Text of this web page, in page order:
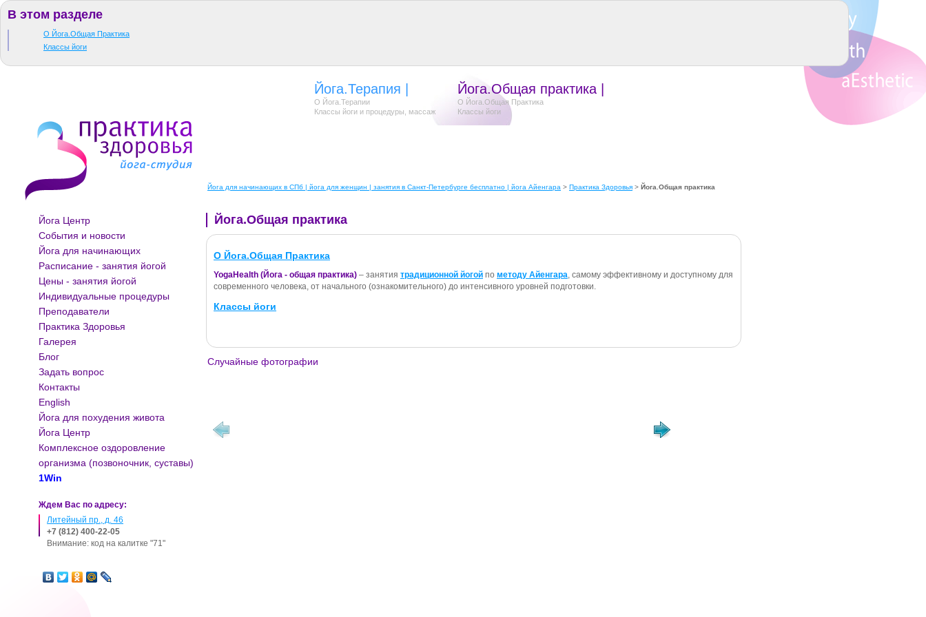
В этом разделе
О Йога.Общая Практика
Классы йоги
Йога.Терапия
О Йога.Терапии
Классы йоги и процедуры, массаж
Йога.Общая практика
О Йога.Общая Практика
Классы йоги
Йога для начинающих в СПб | йога для женщин | занятия в Санкт-Петербурге бесплатно | йога Айенгара > Практика Здоровья > Йога.Общая практика
Йога Центр
События и новости
Йога для начинающих
Расписание - занятия йогой
Цены - занятия йогой
Индивидуальные процедуры
Преподаватели
Практика Здоровья
Галерея
Блог
Задать вопрос
Контакты
English
Йога для похудения живота
Йога Центр
Комплексное оздоровление
организма (позвоночник, суставы)
1Win
Ждем Вас по адресу:
Литейный пр., д. 46
+7 (812) 400-22-05
Внимание: код на калитке "71"
Йога.Общая практика
О Йога.Общая Практика
YogaHealth (Йога - общая практика) – занятия традиционной йогой по методу Айенгара , самому эффективному и доступному для
современного человека, от начального (ознакомительного) до интенсивного уровней подготовки.
Классы йоги
Случайные фотографии